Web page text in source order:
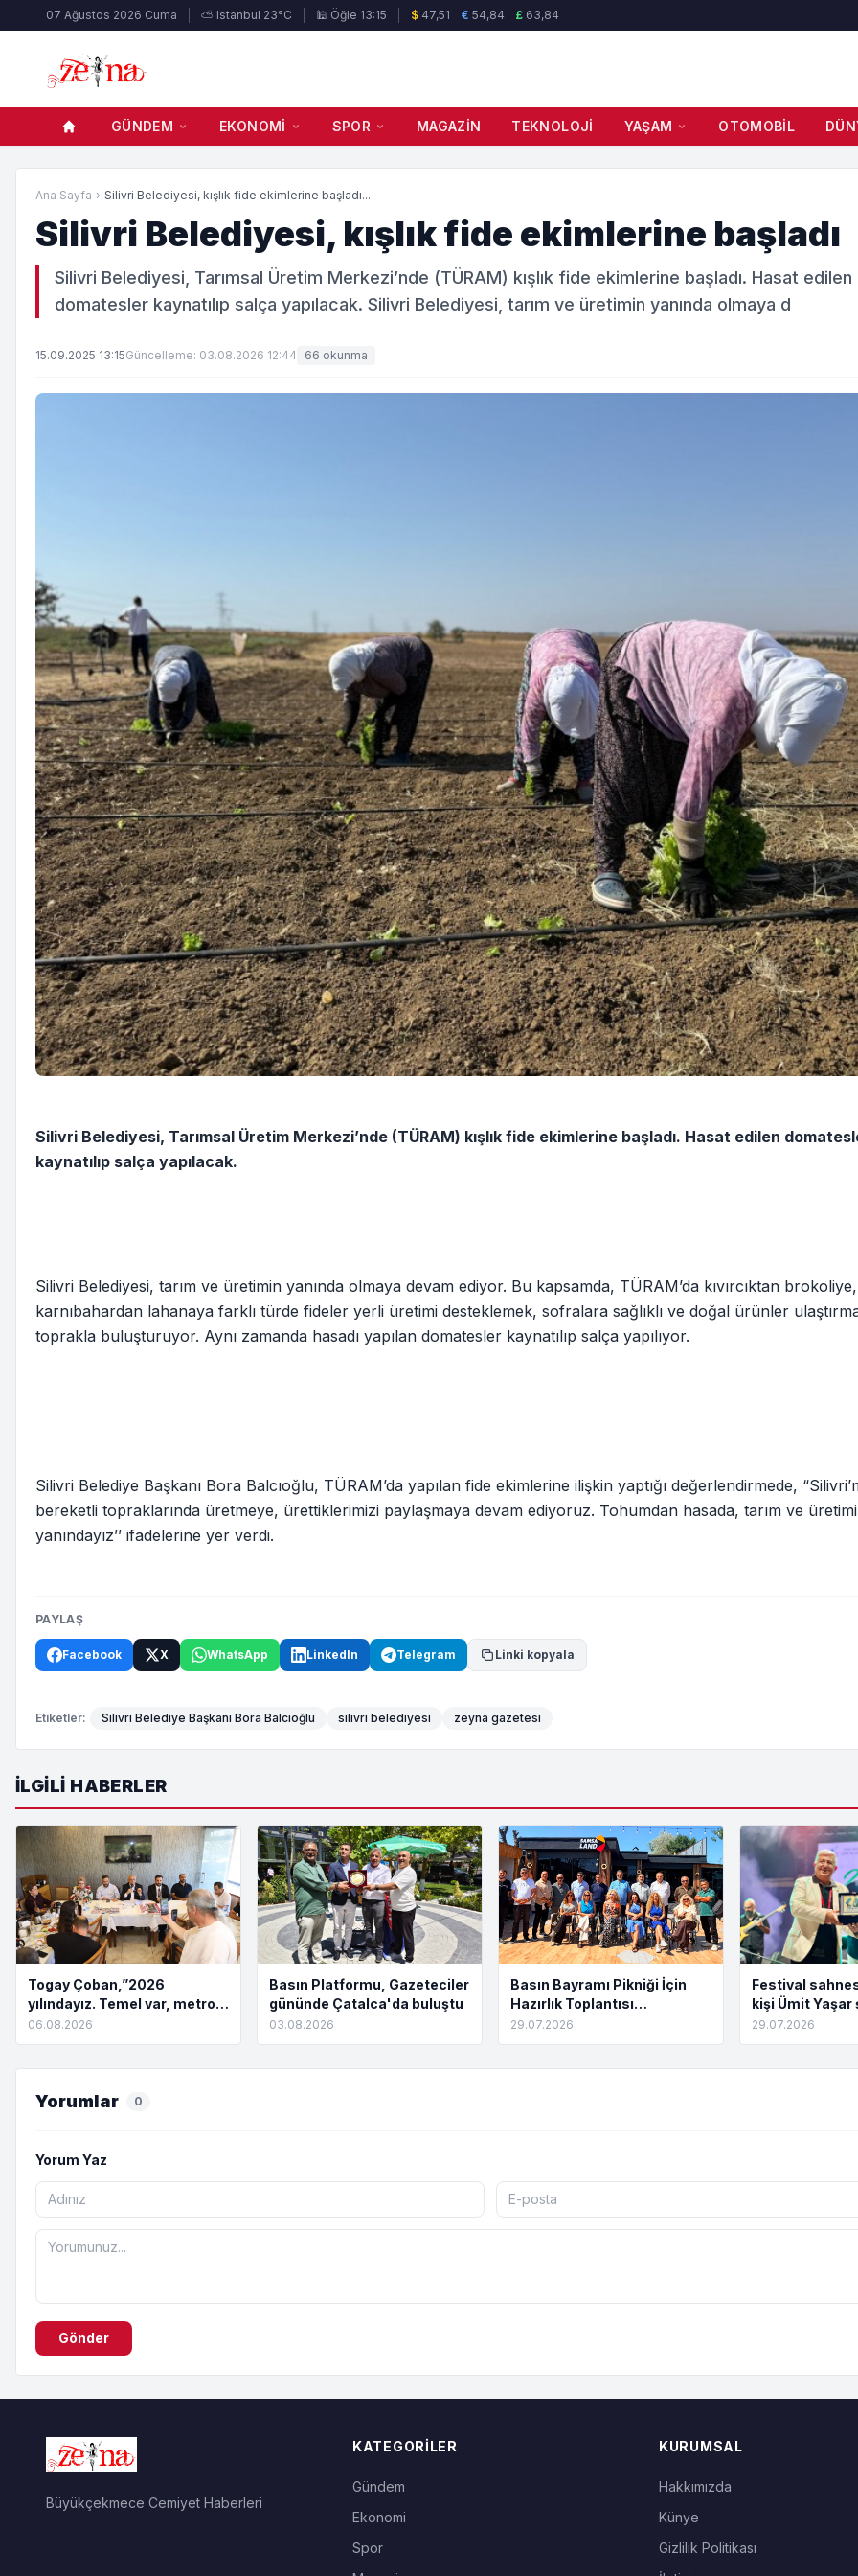
07 Ağustos 2026 Cuma ⛅ Istanbul 23°C 🕌 Öğle 13:15 $ 47,51 € 54,84 £ 63,84
GÜNDEM EKONOMI SPOR MAGAZIN TEKNOLOJI YAŞAM OTOMOBIL
Ana Sayfa › Silivri Belediyesi, kışlık fide ekimlerine başladı...
Silivri Belediyesi, kışlık fide ekimlerine başladı
Silivri Belediyesi, Tarımsal Üretim Merkezi’nde (TÜRAM) kışlık fide ekimlerine başladı. Hasat edilen
domatesler kaynatılıp salça yapılacak. Silivri Belediyesi, tarım ve üretimin yanında olmaya d
15.09.2025 13:15Güncelleme: 03.08.2026 12:44 66 okunma
Silivri Belediyesi, Tarımsal Üretim Merkezi’nde (TÜRAM) kışlık fide ekimlerine başladı. Hasat edilen
kaynatılıp salça yapılacak.
Silivri Belediyesi, tarım ve üretimin yanında olmaya devam ediyor. Bu kapsamda, TÜRAM’da kıvırcıktan brokoliye,
karnıbahardan lahanaya farklı türde fideler yerli üretimi desteklemek, sofralara sağlıklı ve doğal ürünler
toprakla buluşturuyor. Aynı zamanda hasadı yapılan domatesler kaynatılıp salça yapılıyor.
Silivri Belediye Başkanı Bora Balcıoğlu, TÜRAM’da yapılan fide ekimlerine ilişkin yaptığı değerlendirmede,
bereketli topraklarında üretmeye, ürettiklerimizi paylaşmaya devam ediyoruz. Tohumdan hasada, tarım ve
yanındayız’’ ifadelerine yer verdi.
PAYLAŞ
Facebook X WhatsApp LinkedIn Telegram Linki kopyala
Etiketler: Silivri Belediye Başkanı Bora Balcıoğlu silivri belediyesi zeyna gazetesi
İLGILI HABERLER
Togay Çoban,”2026
yılındayız. Temel var, metro
yok. Açılış töreni var, hizmet
yok”
06.08.2026
Basın Platformu, Gazeteciler
gününde Çatalca'da buluştu
03.08.2026
Basın Bayramı Pikniği İçin
Hazırlık Toplantısı
Tamamlandı
29.07.2026
Festival
kişi Ümit Yaşar
buluştu
29.07.2026
Yorumlar 0
Yorum Yaz
Gönder
Büyükçekmece Cemiyet Haberleri
KATEGORILER
Gündem
Ekonomi
Spor
KURUMSAL
Hakkımızda
Künye
Gizlilik Politikası